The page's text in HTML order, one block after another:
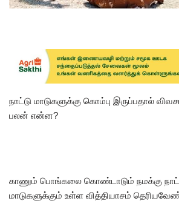
நாட்டு மாடுகளுக்கு கொம்பு இருப்பதால்
பலன் என்ன?
காணும் பொங்கலை கொண்டாடும் நமக்கு
மாடுகளுக்கும் உள்ள வித்தியாசம்